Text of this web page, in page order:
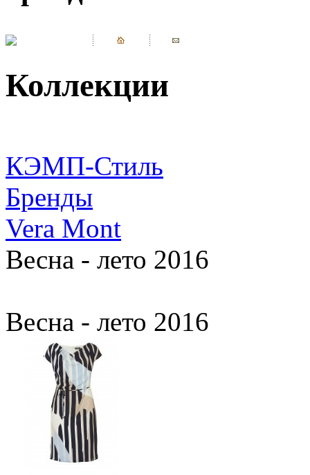
Коллекции
КЭМП-Стиль
Бренды
Vera Mont
Весна - лето 2016
Весна - лето 2016